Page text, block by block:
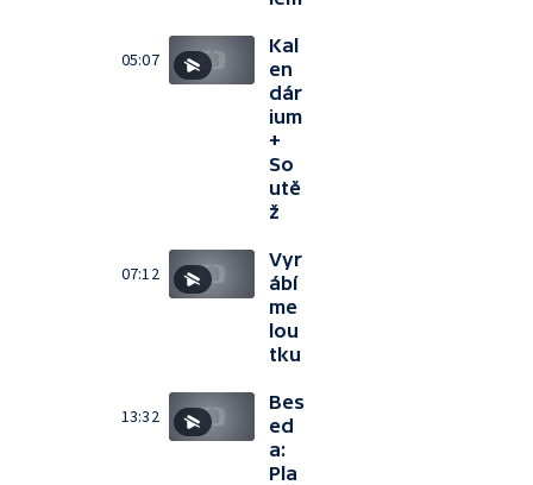
05:07
Kal
en
dár
ium
+
So
utě
ž
07:12
Vyr
ábí
me
lou
tku
13:32
Bes
ed
a:
Pla